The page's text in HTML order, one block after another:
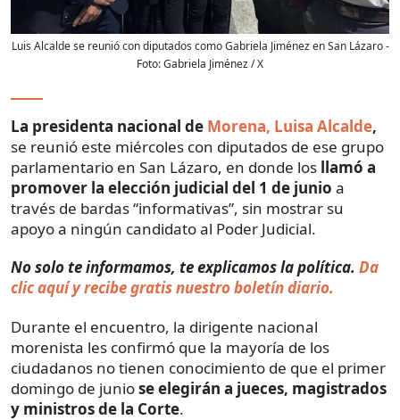
Luis Alcalde se reunió con diputados como Gabriela Jiménez en San Lázaro-
Foto:Gabriela Jiménez / X
La presidenta nacional de Morena, Luisa Alcalde,
se reunió este miércoles con diputados de ese grupo
parlamentario en San Lázaro, en donde los llamó a
promover la elección judicial del 1 de junio a
través de bardas “informativas”, sin mostrar su
apoyo a ningún candidato al Poder Judicial.
No solo te informamos, te explicamos la política. Da
clic aquí y recibe gratis nuestro boletín diario.
Durante el encuentro, la dirigente nacional
morenista les confirmó que la mayoría de los
ciudadanos no tienen conocimiento de que el primer
domingo de juniose elegirán a jueces, magistrados
y ministros de la Corte.